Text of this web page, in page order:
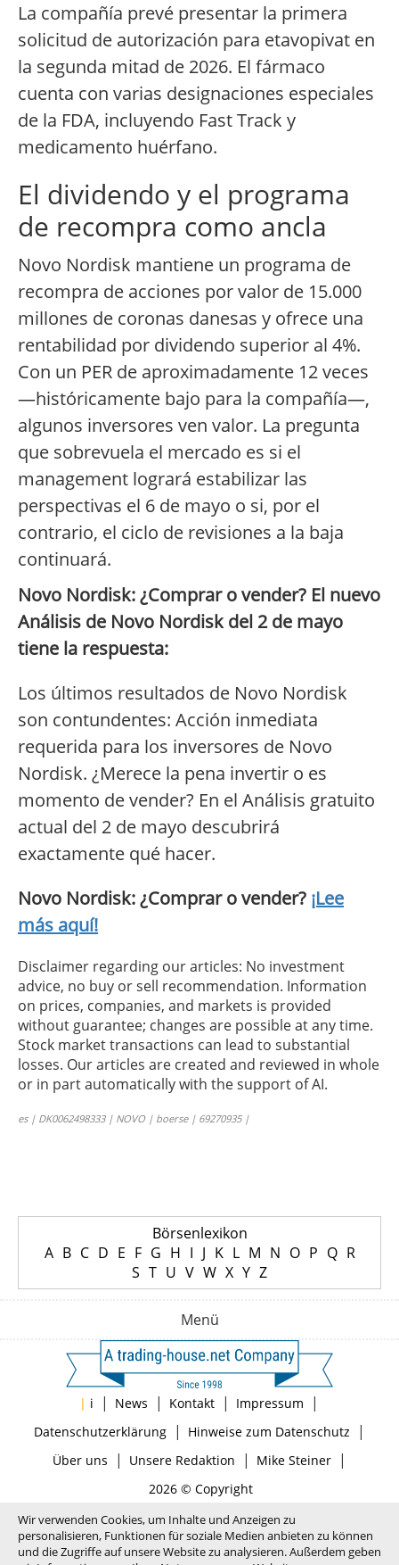
La compañía prevé presentar la primera
solicitud de autorización para etavopivat en
la segunda mitad de 2026. El fármaco
cuenta con varias designaciones especiales
de la FDA, incluyendo Fast Track y
medicamento huérfano.
El dividendo y el programa
de recompra como ancla
Novo Nordisk mantiene un programa de
recompra de acciones por valor de 15.000
millones de coronas danesas y ofrece una
rentabilidad por dividendo superior al 4%.
Con un PER de aproximadamente 12 veces
—históricamente bajo para la compañía—,
algunos inversores ven valor. La pregunta
que sobrevuela el mercado es si el
management logrará estabilizar las
perspectivas el 6 de mayo o si, por el
contrario, el ciclo de revisiones a la baja
continuará.
Novo Nordisk: ¿Comprar o vender? El nuevo
Análisis de Novo Nordisk del 2 de mayo
tiene la respuesta:
Los últimos resultados de Novo Nordisk
son contundentes: Acción inmediata
requerida para los inversores de Novo
Nordisk. ¿Merece la pena invertir o es
momento de vender? En el Análisis gratuito
actual del 2 de mayo descubrirá
exactamente qué hacer.
Novo Nordisk: ¿Comprar o vender? ¡Lee
más aquí!
Disclaimer regarding our articles: No investment
advice, no buy or sell recommendation. Information
on prices, companies, and markets is provided
without guarantee; changes are possible at any time.
Stock market transactions can lead to substantial
losses. Our articles are created and reviewed in whole
or in part automatically with the support of AI.
es | DK0062498333 | NOVO | boerse | 69270935 |
Börsenlexikon
A B C D E F G H I J K L M N O P Q R
S T U V W X Y Z
Menü
| i | News | Kontakt | Impressum |
Datenschutzerklärung| Hinweise zum Datenschutz |
Über uns | Unsere Redaktion | Mike Steiner|
2026 © Copyright
Wir verwenden Cookies, um Inhalte und Anzeigen zu
personalisieren, Funktionen für soziale Medien anbieten zu können
und die Zugriffe auf unsere Website zu analysieren. Außerdem geben